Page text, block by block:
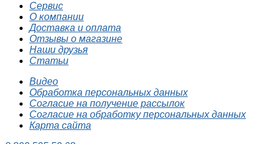
Сервис
О компании
Доставка и оплата
Отзывы о магазине
Наши друзья
Статьи
Видео
Обработка персональных данных
Согласие на получение рассылок
Согласие на обработку персональных данных
Карта сайта